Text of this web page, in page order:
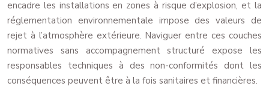
encadre les installations en zones à risque d’explosion, et la
réglementation environnementale impose des valeurs de
rejet à l’atmosphère extérieure. Naviguer entre ces couches
normatives sans accompagnement structuré expose les
responsables techniques à des non-conformités dont les
conséquences peuvent être à la fois sanitaires et financières.